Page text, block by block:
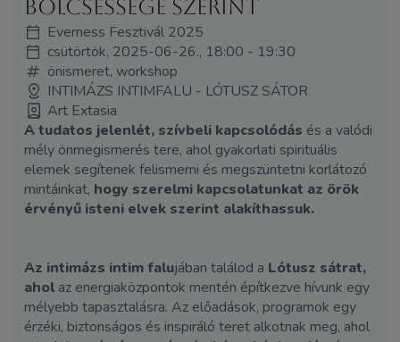
bölcsessége szerint
Everness Fesztivál 2025
csütörtök, 2025-06-26., 18:00 - 19:30
önismeret, workshop
INTIMÁZS INTIMFALU - LÓTUSZ SÁTOR
Art Extasia
A tudatos jelenlét, szívbeli kapcsolódás és a valódi
mély önmegismerés tere, ahol gyakorlati spirituális
elemek segítenek felismerni és megszüntetni korlátozó
mintáinkat, hogy szerelmi kapcsolatunkat az örök
érvényű isteni elvek szerint alakíthassuk.
Az intimázs intim falujában találod a Lótusz sátrat,
aholaz energiaközpontok mentén építkezve hívunk egy
mélyebb tapasztalásra. Az előadások, programok egy
érzéki, biztonságos és inspiráló teret alkotnak meg, ahol